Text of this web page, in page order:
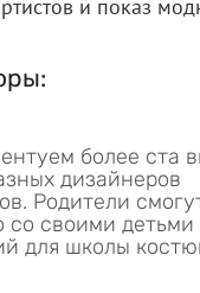
и показ
более ста
дизайнеров
Родители
со своими детьми
для школы